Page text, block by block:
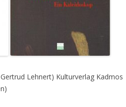
Lehnert) Kulturverlag Kadmos